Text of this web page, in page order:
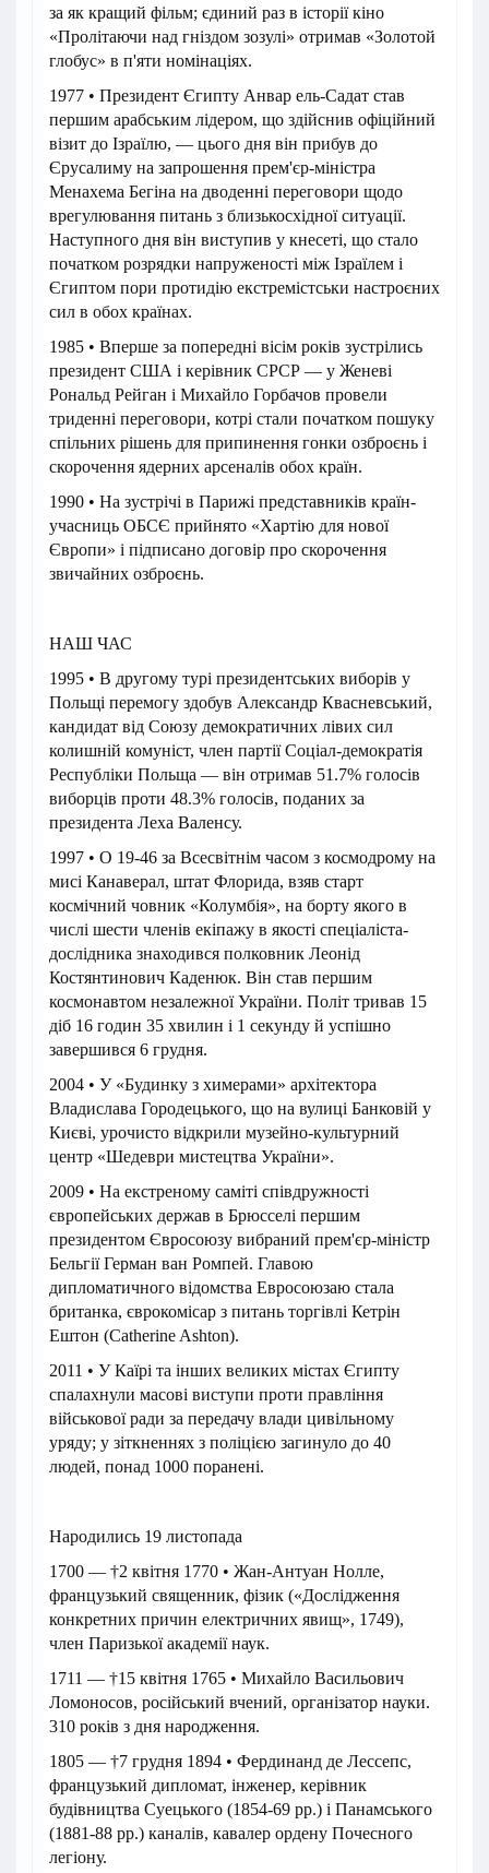
за як кращий фільм; єдиний раз в історії кіно
«Пролітаючи над гніздом зозулі» отримав «Золотой
глобус» в п'яти номінаціях.
1977 • Президент Єгипту Анвар ель-Садат став
першим арабським лідером, що здійснив офіційний
візит до Ізраїлю, — цього дня він прибув до
Єрусалиму на запрошення прем'єр-міністра
Менахема Бегіна на дводенні переговори щодо
врегулювання питань з близькосхідної ситуації.
Наступного дня він виступив у кнесеті, що стало
початком розрядки напруженості між Ізраїлем і
Єгиптом пори протидію екстремістськи настроєних
сил в обох країнах.
1985 • Вперше за попередні вісім років зустрілись
президент США і керівник СРСР — у Женеві
Рональд Рейган і Михайло Горбачов провели
триденні переговори, котрі стали початком пошуку
спільних рішень для припинення гонки озброєнь і
скорочення ядерних арсеналів обох країн.
1990 • На зустрічі в Парижі представників країн-
учасниць ОБСЄ прийнято «Хартію для нової
Європи» і підписано договір про скорочення
звичайних озброєнь.
НАШ ЧАС
1995 • В другому турі президентських виборів у
Польщі перемогу здобув Александр Квасневський,
кандидат від Союзу демократичних лівих сил
колишній комуніст, член партії Соціал-демократія
Республіки Польща — він отримав 51.7% голосів
виборців проти 48.3% голосів, поданих за
президента Леха Валенсу.
1997 • О 19-46 за Всесвітнім часом з космодрому на
мисі Канаверал, штат Флорида, взяв старт
космічний човник «Колумбія», на борту якого в
числі шести членів екіпажу в якості спеціаліста-
дослідника знаходився полковник Леонід
Костянтинович Каденюк. Він став першим
космонавтом незалежної України. Політ тривав 15
діб 16 годин 35 хвилин і 1 секунду й успішно
завершився 6 грудня.
2004 • У «Будинку з химерами» архітектора
Владислава Городецького, що на вулиці Банковій у
Києві, урочисто відкрили музейно-культурний
центр «Шедеври мистецтва України».
2009 • На екстреному саміті співдружності
європейських держав в Брюсселі першим
президентом Євросоюзу вибраний прем'єр-міністр
Бельгії Герман ван Ромпей. Главою
дипломатичного відомства Евросоюзаю стала
британка, єврокомісар з питань торгівлі Кетрін
Ештон (Catherine Ashton).
2011 • У Каїрі та інших великих містах Єгипту
спалахнули масові виступи проти правління
військової ради за передачу влади цивільному
уряду; у зіткненнях з поліцією загинуло до 40
людей, понад 1000 поранені.
Народились 19 листопада
1700 — †2 квітня 1770 • Жан-Антуан Нолле,
французький священник, фізик («Дослідження
конкретних причин електричних явищ», 1749),
член Паризької академії наук.
1711 — †15 квітня 1765 • Михайло Васильович
Ломоносов, російський вчений, організатор науки.
310 років з дня народження.
1805 — †7 грудня 1894 • Фердинанд де Лессепс,
французький дипломат, інженер, керівник
будівництва Суецького (1854-69 рр.) і Панамського
(1881-88 рр.) каналів, кавалер ордену Почесного
легіону.